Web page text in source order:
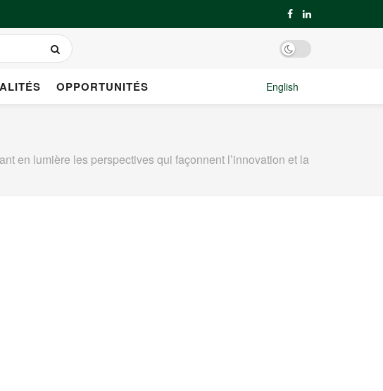
OPPORTUNITÉS English
en lumière les perspectives qui façonnent l’innovation et la